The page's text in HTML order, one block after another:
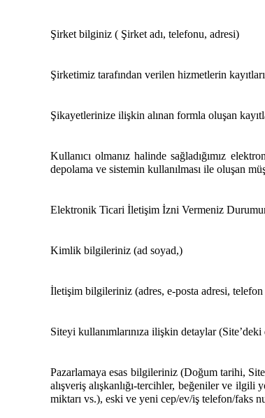
Şirket bilginiz ( Şirket adı, telefonu, adresi)
Şirketimiz tarafından verilen hizmetlerin
Şikayetlerinize ilişkin alınan formla oluşan
Kullanıcı olmanız halinde sağladığımız
depolama ve sistemin kullanılması ile oluşan
Elektronik Ticari İletişim İzni Vermeniz
Kimlik bilgileriniz (ad soyad,)
İletişim bilgileriniz (adres, e-posta adresi, telefon
Siteyi kullanımlarınıza ilişkin detaylar
Pazarlamaya esas bilgileriniz (Doğum tarihi,
alışveriş alışkanlığı-tercihler, beğeniler ve
miktarı vs.), eski ve yeni cep/ev/iş telefon/faks